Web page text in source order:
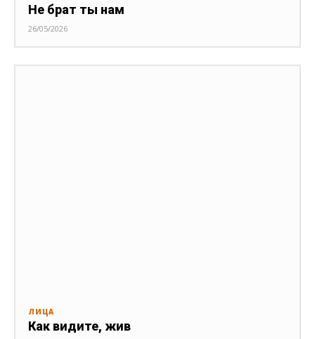
Не брат ты нам
26/05/2026
ЛИЦА
Как видите, жив